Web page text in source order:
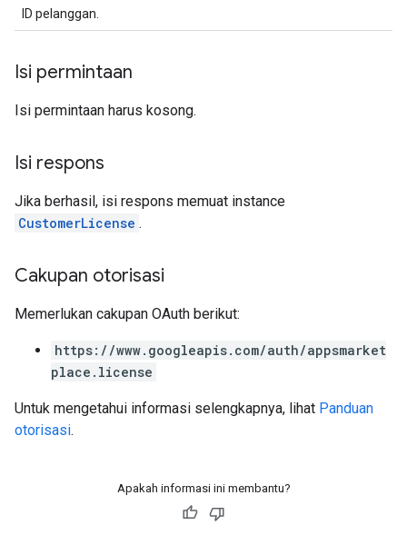
ID pelanggan.
Isi permintaan
Isi permintaan harus kosong.
Isi respons
Jika berhasil, isi respons memuat instance
CustomerLicense .
Cakupan otorisasi
Memerlukan cakupan OAuth berikut:
https://www.googleapis.com/auth/appsmarket
place.license
Untuk mengetahui informasi selengkapnya, lihat Panduan
otorisasi.
Apakah informasi ini membantu?